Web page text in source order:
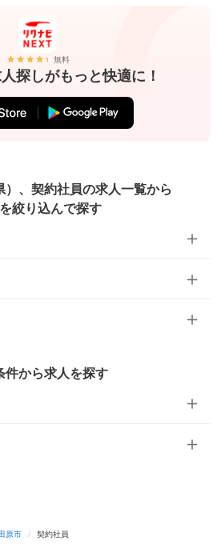
無料
探しがもっと快適に！
）、契約社員の求人一覧から
絞り込んで探す
件から求人を探す
原市 / 契約社員